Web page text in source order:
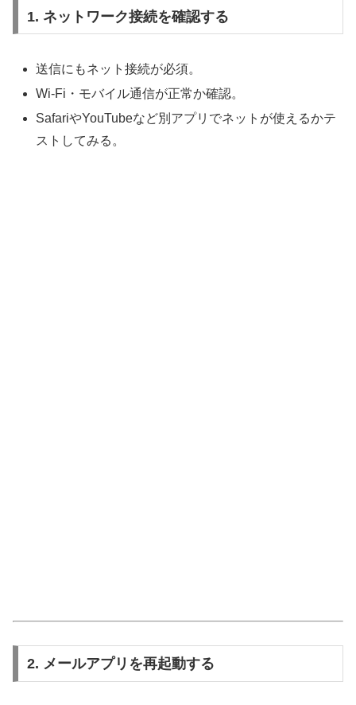
1. ネットワーク接続を確認する
送信にもネット接続が必須。
Wi-Fi・モバイル通信が正常か確認。
SafariやYouTubeなど別アプリでネットが使えるかテ
ストしてみる。
2. メールアプリを再起動する